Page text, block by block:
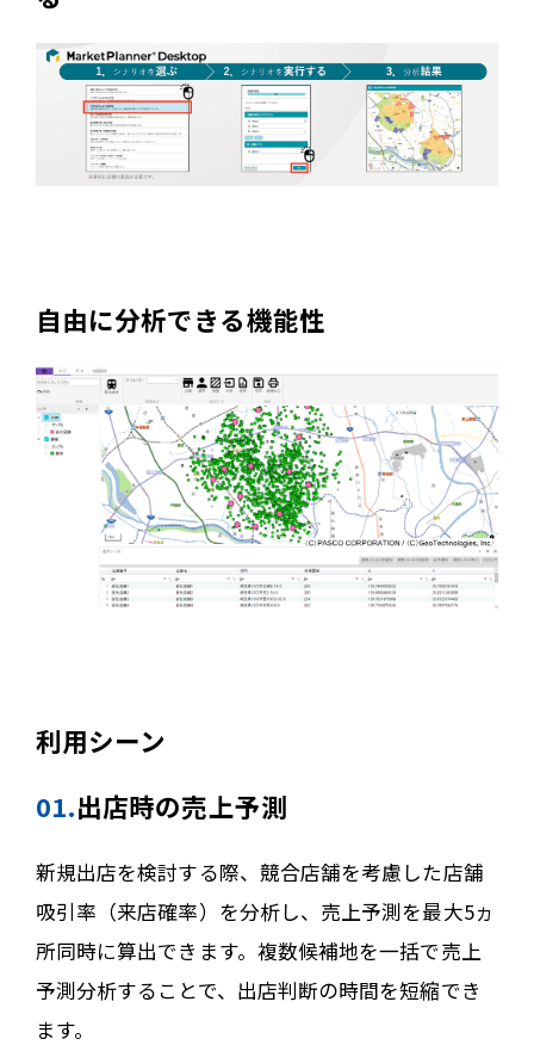
自由に分析できる機能性
利用シーン
01.出店時の売上予測
新規出店を検討する際、競合店舗を考慮した店舗
吸引率（来店確率）を分析し、売上予測を最大5ヵ
所同時に算出できます。複数候補地を一括で売上
予測分析することで、出店判断の時間を短縮でき
ます。